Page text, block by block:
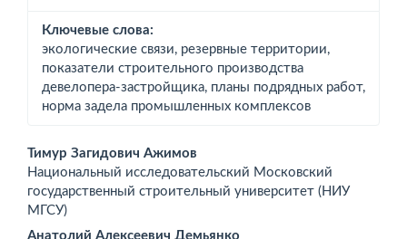
Ключевые слова:
экологические связи, резервные терри­тории,
показатели строительного производства
девелопера-­застройщика, планы подрядных работ,
норма задела промышленных комплексов
Основное
содержимое
статьи
Тимур Загидович Ажимов
Национальный исследовательский Московский
государственный строительный университет (НИУ
МГСУ)
Анатолий Алексеевич Демьянко